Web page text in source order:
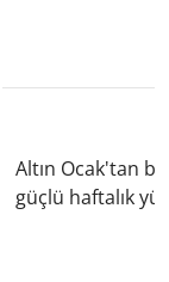
Altın Ocak'tan
güçlü haftalık